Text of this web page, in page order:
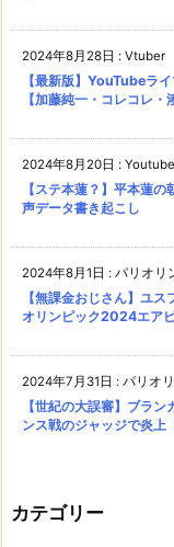
2024年8月28日 : Vtuber
【最新版】YouTubeラ
【加藤純一・コレコレ・
2024年8月20日 :
【ステ本蓮？】平本蓮
声データ書き起こし
2024年8月1日 : パリオリ
【無課金おじさん】ユ
オリンピック2024エア
2024年7月31日 : パリオ
【世紀の大誤審】ブラ
ンス戦のジャッジで炎上
カテゴリー